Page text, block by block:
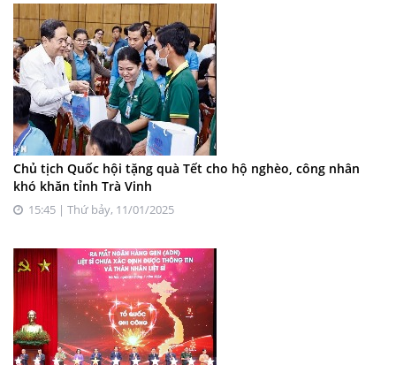
Chủ tịch Quốc hội tặng quà Tết cho hộ nghèo, công nhân
khó khăn tỉnh Trà Vinh
15:45 | Thứ bảy, 11/01/2025